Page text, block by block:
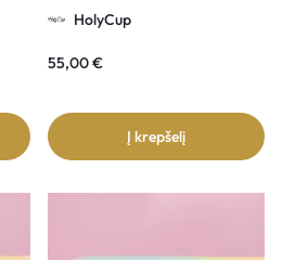
HolyCup
55,00€
Į krepšelį